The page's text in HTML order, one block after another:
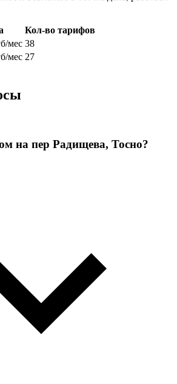
Кол-во тарифов
мес 38
мес 27
на пер Радищева, Тосно?